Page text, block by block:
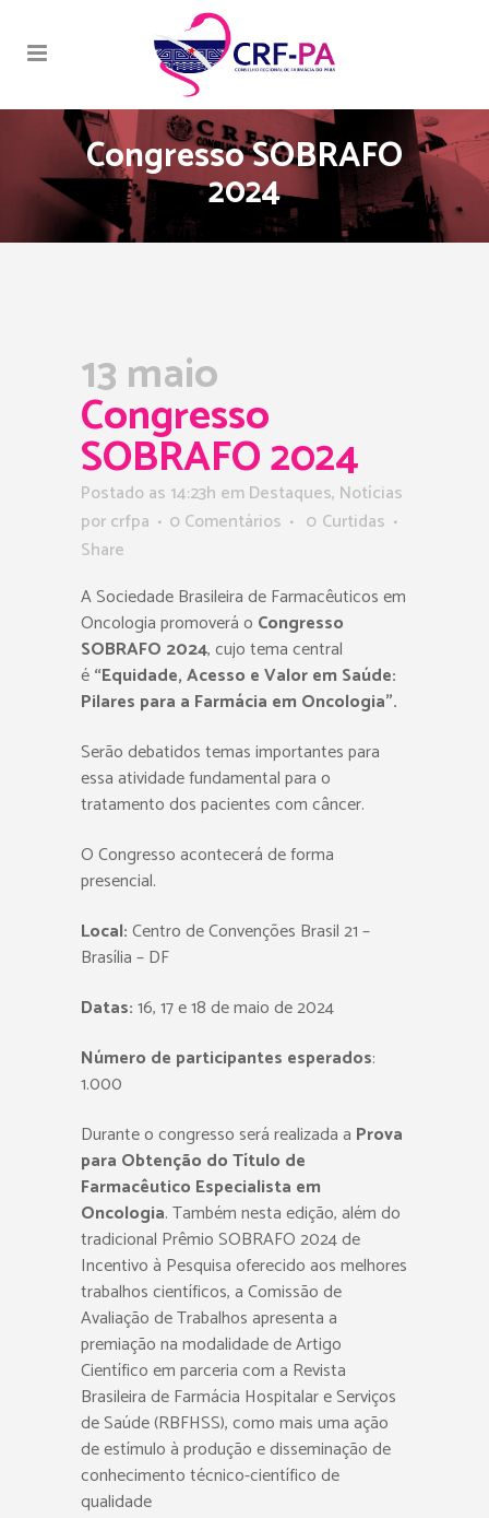
Congresso SOBRAFO
2024
13 maio
Congresso
SOBRAFO 2024
Postado as 14:23h emDestaques, Notícias
porcrfpa 0 Comentários 0 Curtidas
Share
A Sociedade Brasileira de Farmacêuticos em
Oncologia promoverá o Congresso
SOBRAFO 2024, cujo tema central
é“Equidade, Acesso e Valor em Saúde:
Pilares para a Farmácia em Oncologia”.
Serão debatidos temas importantes para
essa atividade fundamental para o
tratamento dos pacientes com câncer.
O Congresso acontecerá de forma
presencial.
Local:Centro de Convenções Brasil 21 –
Brasília – DF
Datas:16, 17 e 18 de maio de 2024
Número de participantes esperados:
1.000
Durante o congresso será realizada a Prova
para Obtenção do Título de
Farmacêutico Especialista em
Oncologia. Também nesta edição, além do
tradicional Prêmio SOBRAFO 2024 de
Incentivo à Pesquisa oferecido aos melhores
trabalhos científicos, a Comissão de
Avaliação de Trabalhos apresenta a
premiação na modalidade de Artigo
Científico em parceria com a Revista
Brasileira de Farmácia Hospitalar e Serviços
de Saúde (RBFHSS), como mais uma ação
de estímulo à produção e disseminação de
conhecimento técnico-científico de
qualidade